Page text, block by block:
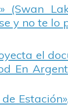
(Swan
y no te lo
el
En